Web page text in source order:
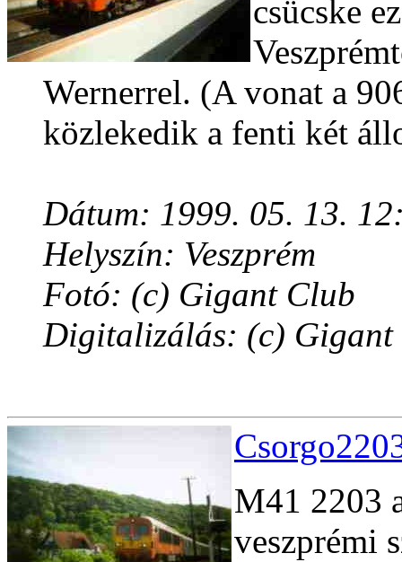
csücske
Wernerrel. (A vonat a
közlekedik a fenti két
Dátum: 1999. 05. 13.
Helyszín: Veszprém
Fotó: (c) Gigant Club
Digitalizálás: (c) Gigant
M41 2203
veszprémi